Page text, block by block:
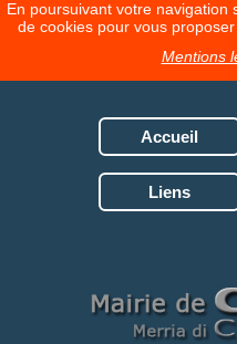
En poursuivant votre navigation
de cookies pour vous
Mentions
Accueil
Liens